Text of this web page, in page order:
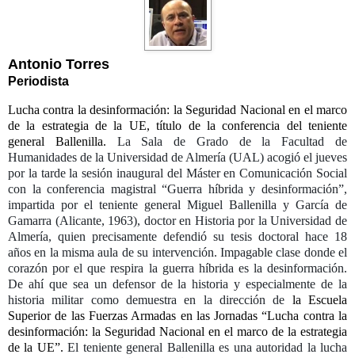
Antonio Torres
Periodista
Lucha contra la desinformación: la Seguridad Nacional en el marco
de la estrategia de la UE, título de la conferencia del teniente
general Ballenilla. La Sala de Grado de la Facultad de
Humanidades de la Universidad de Almería (UAL) acogió el jueves
por la tarde la sesión inaugural del Máster en Comunicación Social
con la conferencia magistral “Guerra híbrida y desinformación”,
impartida por el teniente general Miguel Ballenilla y García de
Gamarra (Alicante, 1963), doctor en Historia por la Universidad de
Almería, quien precisamente defendió su tesis doctoral hace 18
años en la misma aula de su intervención. Impagable clase donde el
corazón por el que respira la guerra híbrida es la desinformación.
De ahí que sea un defensor de la historia y especialmente de la
historia militar como demuestra en la dirección de la Escuela
Superior de las Fuerzas Armadas en las Jornadas “Lucha contra la
desinformación: la Seguridad Nacional en el marco de la estrategia
de la UE”. El teniente general Ballenilla es una autoridad la lucha